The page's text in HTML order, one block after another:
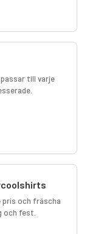
till varje
och fräscha
och fest.